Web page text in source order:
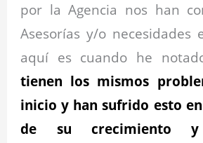
por la Agencia nos han
Asesorías y/o necesidades
aquí es cuando he
tienen los mismos
inicio y han sufrido esto
de su crecimiento y